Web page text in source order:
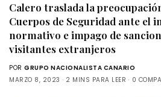
Calero traslada la
Cuerpos de Seguridad ante el
normativo e impago de
visitantes extranjeros
POR GRUPO NACIONALISTA CANARIO
MARZO 8, 2023
2 MINS PARA LEER 0